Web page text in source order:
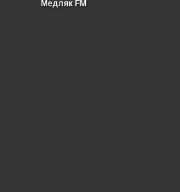
Медляк FM